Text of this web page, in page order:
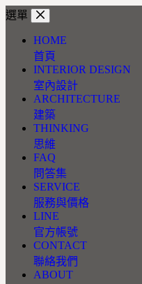
跳
選單
HOME
首頁
INTERIOR DESIGN
室內設計
ARCHITECTURE
建築
THINKING
思維
FAQ
問答集
SERVICE
服務與價格
LINE
官方帳號
CONTACT
聯絡我們
ABOUT